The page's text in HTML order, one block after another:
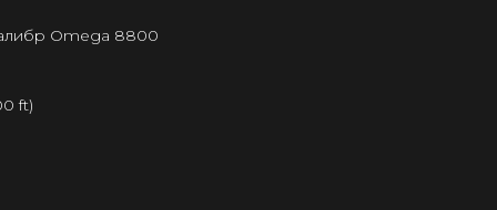
Omega 8800
ft)